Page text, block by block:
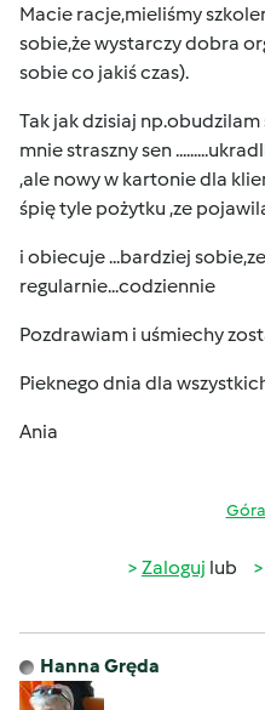
Macie racje,mieliśmy
sobie,że wystarczy dobra
sobie co jakiś czas).
Tak jak dzisiaj np.obudzilam
mnie straszny sen
,ale nowy w kartonie dla
śpię tyle pożytku ,ze
i obiecuje ...bardziej
regularnie...codziennie
Pozdrawiam i uśmiechy
Pieknego dnia dla
Ania
Zaloguj lub
Hanna Gręda